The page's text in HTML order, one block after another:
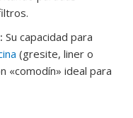
Su capacidad para
(gresite, liner o
«comodín» ideal para